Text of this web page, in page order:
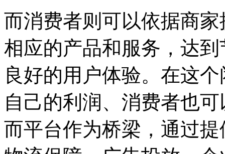
而消费者则可以依据商
相应的产品和服务，达
良好的用户体验。在这
自己的利润、消费者也
而平台作为桥梁，通过